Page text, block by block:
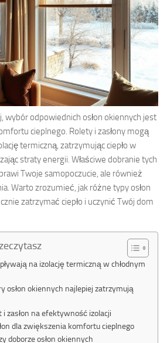
wybór odpowiednich osłon okiennych jest
cieplnego. Rolety i zasłony mogą
termiczną, zatrzymując ciepło w
straty energii. Właściwe dobranie tych
Twoje samopoczucie, ale również
Warto zrozumieć, jak różne typy osłon
zatrzymać ciepło i uczynić Twój dom
na izolację termiczną w chłodnym
osłon okiennych najlepiej zatrzymują
zasłon na efektywność izolacji
dla zwiększenia komfortu cieplnego
doborze osłon okiennych